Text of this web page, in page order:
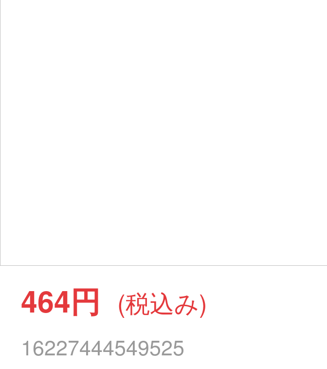
464円 (税込み)
16227444549525